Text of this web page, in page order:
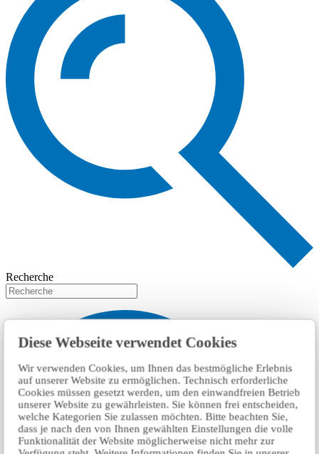
Diese Webseite verwendet Cookies
Wir verwenden Cookies, um Ihnen das bestmögliche Erlebnis
auf unserer Website zu ermöglichen. Technisch erforderliche
Cookies müssen gesetzt werden, um den einwandfreien Betrieb
unserer Website zu gewährleisten. Sie können frei entscheiden,
welche Kategorien Sie zulassen möchten. Bitte beachten Sie,
dass je nach den von Ihnen gewählten Einstellungen die volle
Funktionalität der Website möglicherweise nicht mehr zur
Recherche